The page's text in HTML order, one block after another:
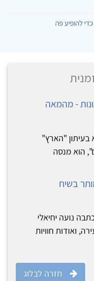
להופיע פה
- מהמאה
בעיתון "הארץ"
הוא מנסה
בשיח
נועה יחיאלי
ואודות חוויות
חזרה לבלוג